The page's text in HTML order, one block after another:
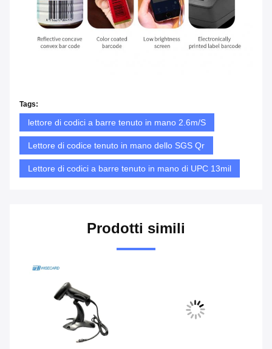
Tags:
lettore di codici a barre tenuto in mano 2.6m/S
Lettore di codice tenuto in mano dello SGS Qr
Lettore di codici a barre tenuto in mano di UPC 13mil
Prodotti simili